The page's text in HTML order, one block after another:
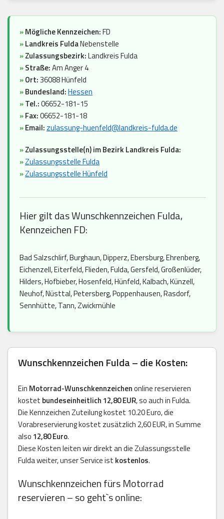
»Mögliche Kennzeichen:FD
»Landkreis FuldaNebenstelle
»Zulassungsbezirk:Landkreis Fulda
»Straße:Am Anger 4
»Ort:36088 Hünfeld
»Bundesland:Hessen
»Tel.:06652-181-15
»Fax:06652-181-18
»Email: zulassung-huenfeld@landkreis-fulda.de
»Zulassungsstelle(n) im Bezirk Landkreis Fulda:
»Zulassungsstelle Fulda
»Zulassungsstelle Hünfeld
Hier gilt das Wunschkennzeichen Fulda,
Kennzeichen FD:
Bad Salzschlirf, Burghaun, Dipperz, Ebersburg, Ehrenberg,
Eichenzell, Eiterfeld, Flieden, Fulda, Gersfeld, Großenlüder,
Hilders, Hofbieber, Hosenfeld, Hünfeld, Kalbach, Künzell,
Neuhof, Nüsttal, Petersberg, Poppenhausen, Rasdorf,
Sennhütte, Tann, Zwickmühle
Wunschkennzeichen Fulda – die Kosten:
Ein Motorrad-Wunschkennzeichenonline reservieren
kostet bundeseinheitlich 12,80 EUR, so auch in Fulda.
Die Kennzeichen Zuteilung kostet 10.20 Euro, die
Vorabreservierung kostet zusätzlich 2,60 EUR, in Summe
also 12,80 Euro.
Diese Kosten leiten wir direkt an die Zulassungsstelle
Fulda weiter, unser Service ist kostenlos.
Wunschkennzeichen fürs Motorrad
reservieren – so geht`s online: